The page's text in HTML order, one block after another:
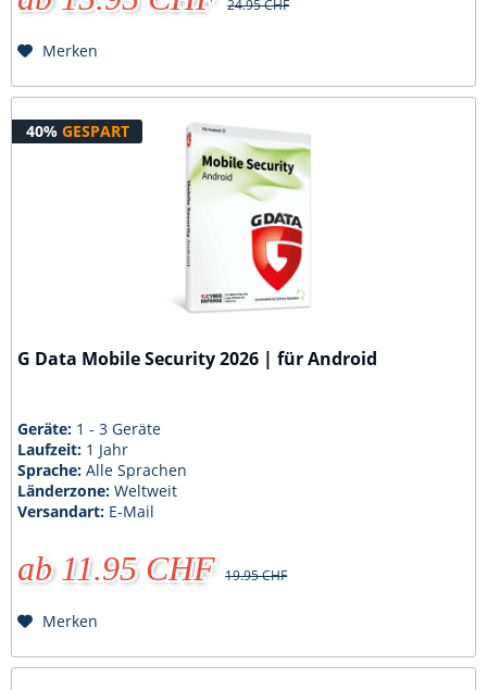
24.95 CHF
Merken
40% GESPART
G Data Mobile Security 2026 | für Android
Geräte: 1 - 3 Geräte
Laufzeit: 1 Jahr
Sprache:Alle Sprachen
Länderzone:Weltweit
Versandart: E-Mail
ab 11.95 CHF 19.95 CHF
Merken